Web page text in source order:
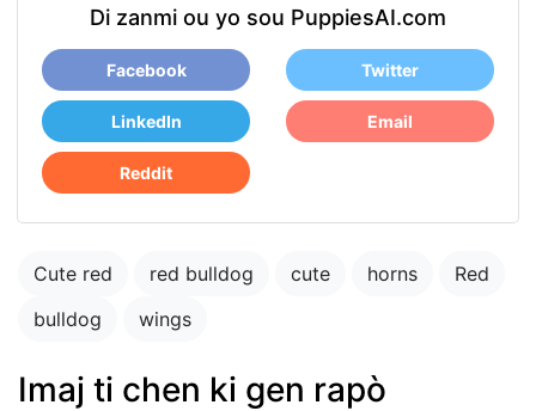
Di zanmi ou yo sou PuppiesAI.com
Facebook Twitter
LinkedIn Email
Reddit
Cute red red bulldog cute horns
Red
bulldog
wings
Imaj ti chen ki gen rapò